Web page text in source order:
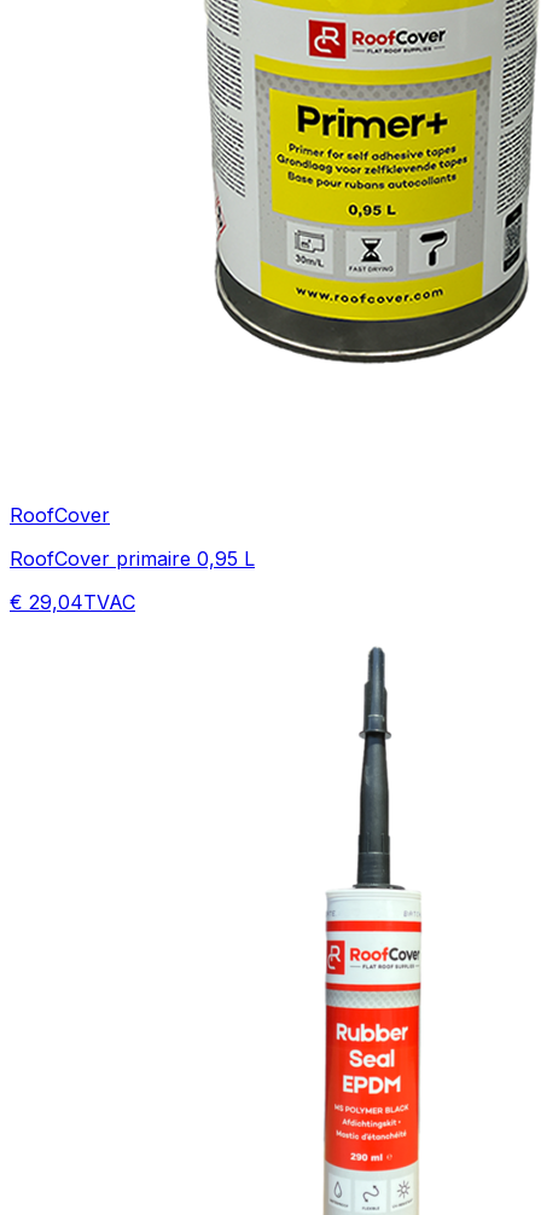
RoofCover
RoofCover primaire 0,95 L
€ 29,04TVAC